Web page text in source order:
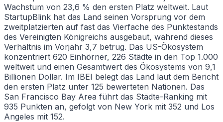
Wachstum von 23,6 % den ersten Platz weltweit. Laut
StartupBlink hat das Land seinen Vorsprung vor dem
zweitplatzierten auf fast das Vierfache des Punktestands
des Vereinigten Königreichs ausgebaut, während dieses
Verhältnis im Vorjahr 3,7 betrug. Das US-Ökosystem
konzentriert 620 Einhörner, 226 Städte in den Top 1.000
weltweit und einen Gesamtwert des Ökosystems von 9,1
Billionen Dollar. Im IBEI belegt das Land laut dem Bericht
den ersten Platz unter 125 bewerteten Nationen. Das
San Francisco Bay Area führt das Städte-Ranking mit
935 Punkten an, gefolgt von New York mit 352 und Los
Angeles mit 152.